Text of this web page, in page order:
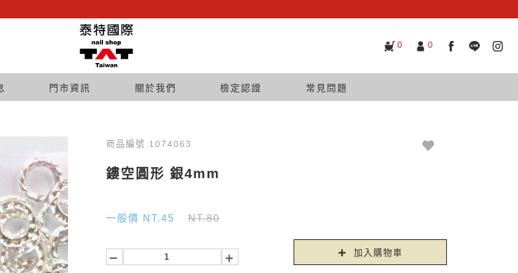
門市資訊 關於我們 檢定認證 常見問題
0 0
商品編號 1074063
鏤空圓形 銀4mm
一般價 NT.45 NT.80
加入購物車